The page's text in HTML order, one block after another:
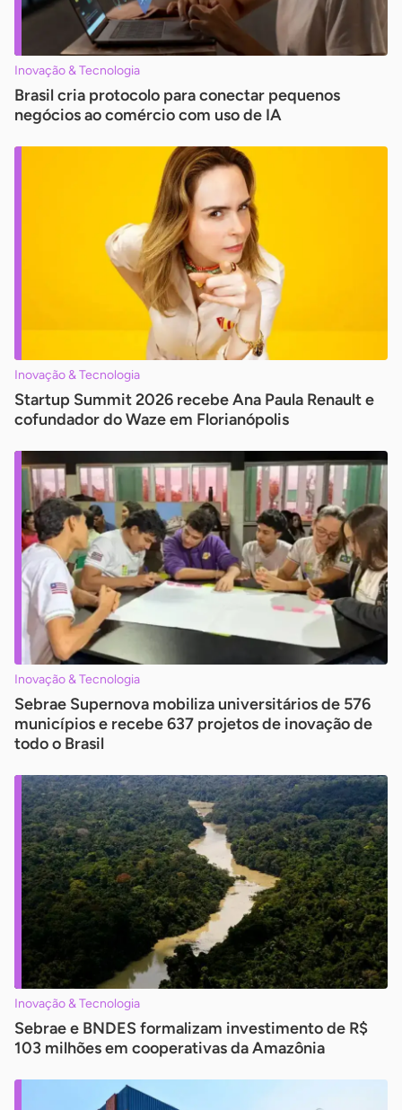
Inovação & Tecnologia
Brasil cria protocolo para conectar pequenos
negócios ao comércio com uso de IA
Inovação & Tecnologia
Startup Summit 2026 recebe Ana Paula Renault e
cofundador do Waze em Florianópolis
Inovação & Tecnologia
Sebrae Supernova mobiliza universitários de 576
municípios e recebe 637 projetos de inovação de
todo o Brasil
Inovação & Tecnologia
Sebrae e BNDES formalizam investimento de R$
103 milhões em cooperativas da Amazônia